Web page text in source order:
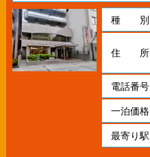
種 別
住 所
電話番号
一泊価格
最寄り駅